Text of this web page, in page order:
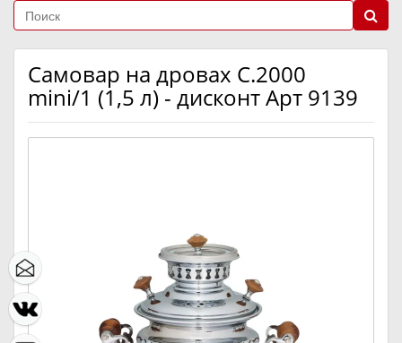
Самовар на дровах C.2000
mini/1 (1,5 л) - дисконт Арт 9139